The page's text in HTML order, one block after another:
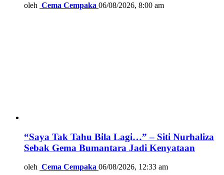
oleh Cema Cempaka 06/08/2026, 8:00 am
“Saya Tak Tahu Bila Lagi…” – Siti Nurhaliza
Sebak Gema Bumantara Jadi Kenyataan
oleh Cema Cempaka 06/08/2026, 12:33 am